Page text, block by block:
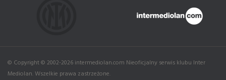
© Copyright © 2002-2026 intermediolan.com Nieoficjalny serwis klubu Inter
Mediolan. Wszelkie prawa zastrzeżone.